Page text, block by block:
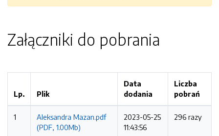
Załączniki do pobrania
Lp. Plik
Data
dodania
Liczba
pobrań
1
Aleksandra Mazan.pdf
(PDF, 1.00Mb)
2023-05-25
11:43:56
296 razy